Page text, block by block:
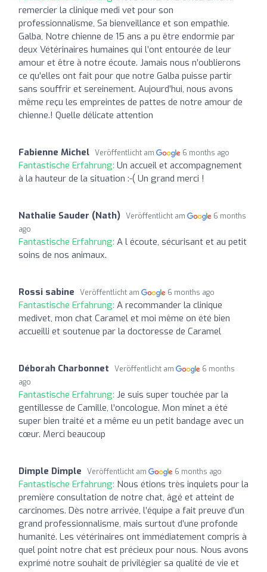
remercier la clinique medi vet pour son
professionnalisme, Sa bienveillance et son empathie.
Galba, Notre chienne de 15 ans a pu être endormie par
deux Vétérinaires humaines qui l’ont entourée de leur
amour et être à notre écoute. Jamais nous n’oublierons
ce qu’elles ont fait pour que notre Galba puisse partir
sans souffrir et sereinement. Aujourd’hui, nous avons
même reçu les empreintes de pattes de notre amour de
chienne.! Quelle délicate attention
Fabienne Michel Veröffentlicht am 6 months ago
Fantastische Erfahrung: Un accueil et accompagnement
à la hauteur de la situation :-( Un grand merci !
Nathalie Sauder (Nath) Veröffentlicht am
6 months
ago
Fantastische Erfahrung: A l écoute, sécurisant et au petit
soins de nos animaux.
Rossi sabine Veröffentlicht am 6 months ago
Fantastische Erfahrung: A recommander la clinique
medivet, mon chat Caramel et moi même on été bien
accueilli et soutenue par la doctoresse de Caramel
Déborah Charbonnet Veröffentlicht am
6 months
ago
Fantastische Erfahrung: Je suis super touchée par la
gentillesse de Camille, l’oncologue. Mon minet a été
super bien traité et a même eu un petit bandage avec un
cœur. Merci beaucoup
Dimple Dimple Veröffentlicht am 6 months ago
Fantastische Erfahrung: Nous étions très inquiets pour la
première consultation de notre chat, âgé et atteint de
carcinomes. Dès notre arrivée, l’équipe a fait preuve d’un
grand professionnalisme, mais surtout d’une profonde
humanité. Les vétérinaires ont immédiatement compris à
quel point notre chat est précieux pour nous. Nous avons
exprimé notre souhait de privilégier sa qualité de vie et